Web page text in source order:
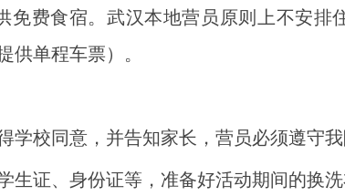
免费食宿。武汉本地营员原则上不安排
供单程车票）。
学校同意，并告知家长，营员必须遵守
生证、身份证等，准备好活动期间的换